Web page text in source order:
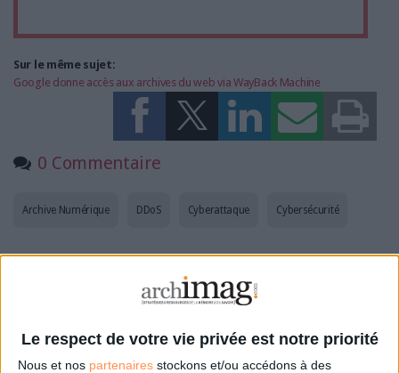
Le respect de votre vie privée est notre priorité
Nous et nos partenaires stockons et/ou accédons à des
Sur le même sujet:
Google donne accès aux archives du web via WayBack Machine
0 Commentaire
Cybersécurité
Cyberattaque
DDoS
Archive Numérique
inscrivez-vous pour publier un commentaire
À LIRE SUR ARCHIMAG